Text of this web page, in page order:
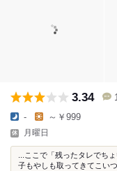
3.34
- ～￥999
月曜日
...ここで「残ったタレでち
子もやしも取ってきてこい